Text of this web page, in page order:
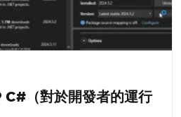
（對於開發者的運行